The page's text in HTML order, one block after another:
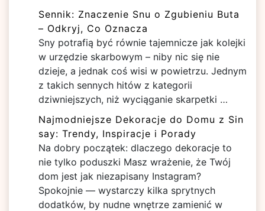
Sennik: Znaczenie Snu o Zgubieniu Buta
– Odkryj, Co Oznacza
Sny potrafią być równie tajemnicze jak kolejki
w urzędzie skarbowym – niby nic się nie
dzieje, a jednak coś wisi w powietrzu. Jednym
z takich sennych hitów z kategorii
dziwniejszych, niż wyciąganie skarpetki …
Najmodniejsze Dekoracje do Domu z Sin
say: Trendy, Inspiracje i Porady
Na dobry początek: dlaczego dekoracje to
nie tylko poduszki Masz wrażenie, że Twój
dom jest jak niezapisany Instagram?
Spokojnie — wystarczy kilka sprytnych
dodatków, by nudne wnętrze zamienić w